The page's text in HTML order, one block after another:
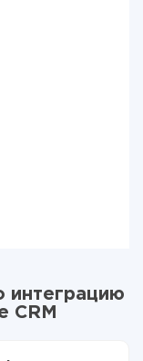
интеграцию
CRM